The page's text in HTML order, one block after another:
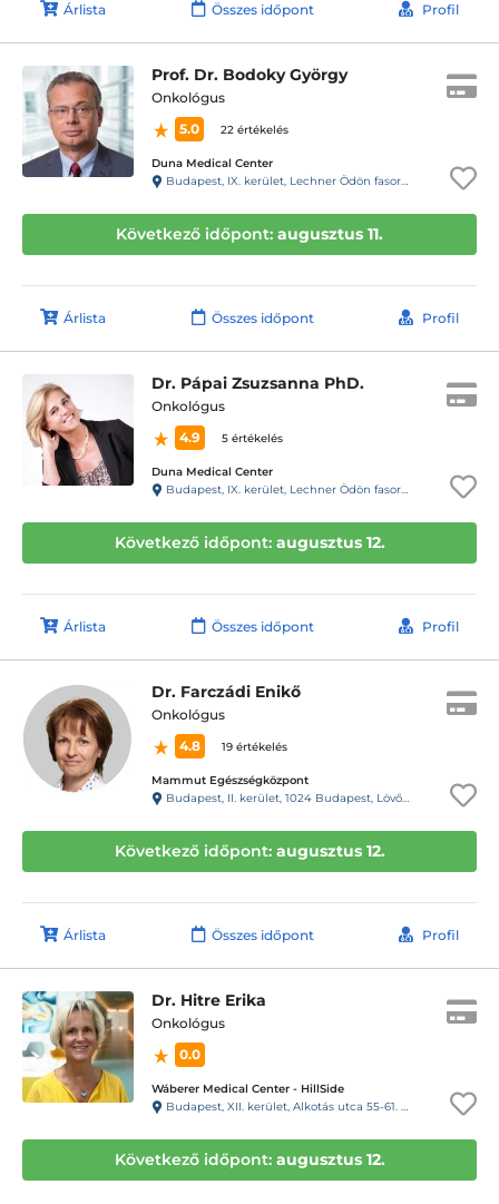
Árlista Összes időpont Profil
Prof. Dr. Bodoky György
Onkológus
5.0
22 értékelés
Duna Medical Center
Budapest, IX. kerület, Lechner Ödön fasor 5.
Következő időpont: augusztus 11.
Árlista Összes időpont Profil
Dr. Pápai Zsuzsanna PhD.
Onkológus
4.9
5 értékelés
Duna Medical Center
Budapest, IX. kerület, Lechner Ödön fasor 5.
Következő időpont: augusztus 12.
Árlista Összes időpont Profil
Dr. Farczádi Enikő
Onkológus
4.8
19 értékelés
Mammut Egészségközpont
Budapest, II. kerület, 1024 Budapest, Lövőház utca 1-5. Mammut II., 4. emelet
Következő időpont: augusztus 12.
Árlista Összes időpont Profil
Dr. Hitre Erika
Onkológus
0.0
Wáberer Medical Center - HillSide
Budapest, XII. kerület, Alkotás utca 55-61. Hillside
Következő időpont: augusztus 12.